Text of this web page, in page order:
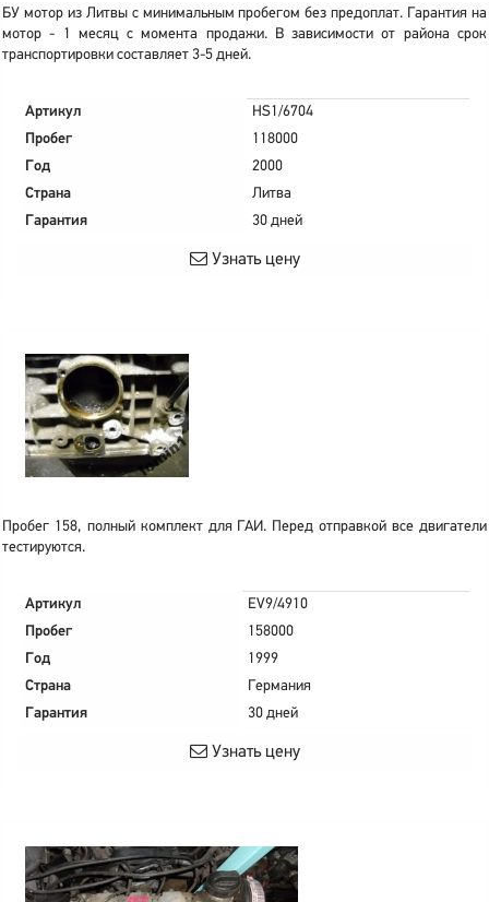
БУ мотор из Литвы с минимальным пробегом без предоплат. Гарантия на
мотор - 1 месяц с момента продажи. В зависимости от района срок
транспортировки составляет 3-5 дней.
Артикул
HS1/6704
Пробег
118000
Год
2000
Страна
Литва
Гарантия
30 дней
Узнать цену
Пробег 158, полный комплект для ГАИ. Перед отправкой все двигатели
тестируются.
Артикул
EV9/4910
Пробег
158000
Год
1999
Страна
Германия
Гарантия
30 дней
Узнать цену